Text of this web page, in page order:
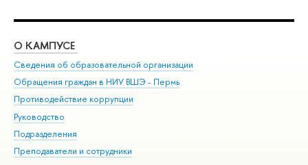
О КАМПУСЕ
Сведения об образовательной организации
Обращения граждан в НИУ ВШЭ - Пермь
Противодействие коррупции
Руководство
Подразделения
Преподаватели и сотрудники